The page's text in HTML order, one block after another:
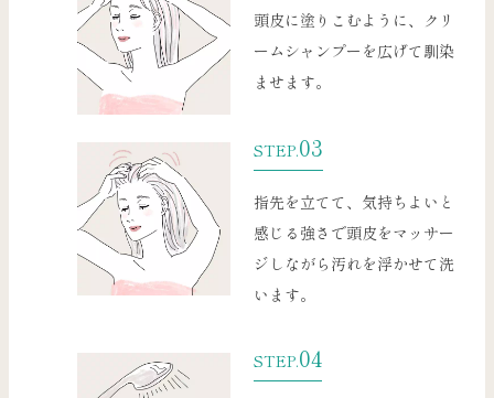
頭皮に塗りこむように、クリ
ームシャンプーを広げて馴染
ませます。
STEP.03
指先を立てて、気持ちよいと
感じる強さで頭皮をマッサー
ジしながら汚れを浮かせて洗
います。
STEP.04